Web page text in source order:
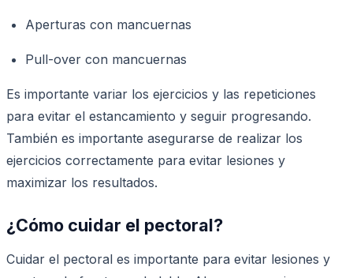
Aperturas con mancuernas
Pull-over con mancuernas
Es importante variar los ejercicios y las repeticiones
para evitar el estancamiento y seguir progresando.
También es importante asegurarse de realizar los
ejercicios correctamente para evitar lesiones y
maximizar los resultados.
¿Cómo cuidar el pectoral?
Cuidar el pectoral es importante para evitar lesiones y